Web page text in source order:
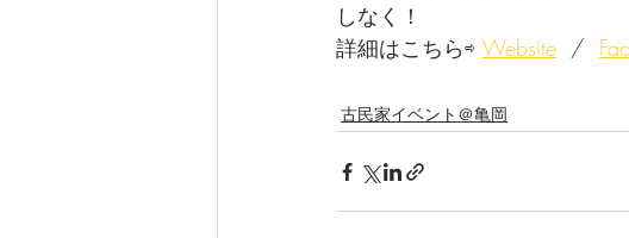
しなく！
詳細はこちら⇨ Website
  /
古民家イベント＠亀岡